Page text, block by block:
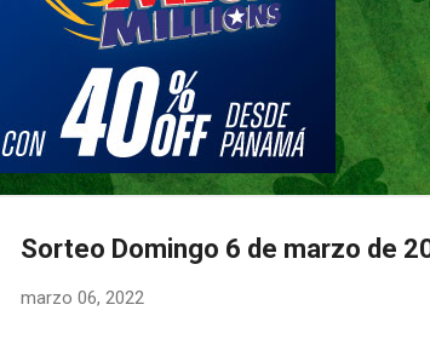
Sorteo Domingo 6 de marzo de
marzo 06, 2022